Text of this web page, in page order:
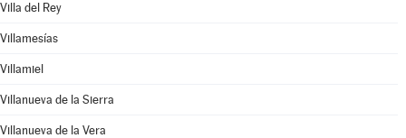
Villa del Rey
Villamesías
Villamiel
Villanueva de la Sierra
Villanueva de la Vera